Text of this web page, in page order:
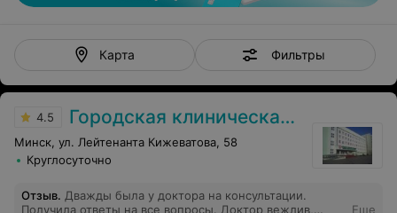
Карта Фильтры
4.5 Городская клиническая больница скорой медицинской помощи
Минск, ул. Лейтенанта Кижеватова, 58
Круглосуточно
Отзыв. Дважды была у доктора на консультации.
Получила ответы на все вопросы. Доктор вежлив,
Еще